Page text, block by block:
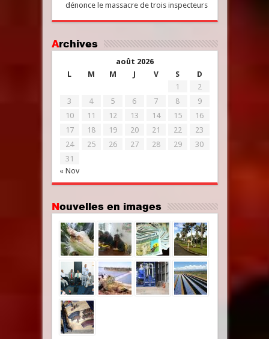
dénonce le massacre de trois inspecteurs
Archives
août 2026
L
M M J V S D
« Nov
1
2
3
4 5 6 7 8
9
10
11 12 13 14 15
16
17
18 19 20 21 22
23
24
25 26 27 28 29
30
31
Nouvelles en images